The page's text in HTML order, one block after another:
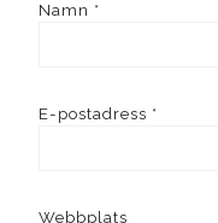
Namn *
E-postadress *
Webbplats